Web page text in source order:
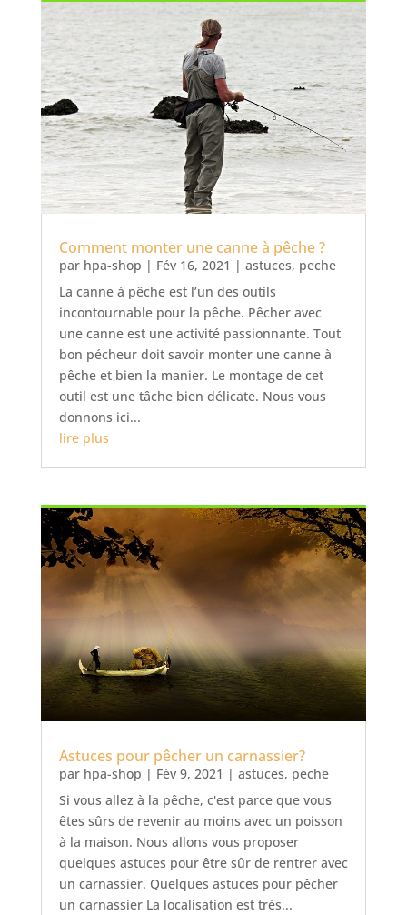
Comment monter une canne à pêche ?
par hpa-shop | Fév 16, 2021 | astuces, peche
La canne à pêche est l’un des outils
incontournable pour la pêche. Pêcher avec
une canne est une activité passionnante. Tout
bon pécheur doit savoir monter une canne à
pêche et bien la manier. Le montage de cet
outil est une tâche bien délicate. Nous vous
donnons ici...
lire plus
Astuces pour pêcher un carnassier?
par hpa-shop | Fév 9, 2021 | astuces, peche
Si vous allez à la pêche, c'est parce que vous
êtes sûrs de revenir au moins avec un poisson
à la maison. Nous allons vous proposer
quelques astuces pour être sûr de rentrer avec
un carnassier. Quelques astuces pour pêcher
un carnassier La localisation est très...